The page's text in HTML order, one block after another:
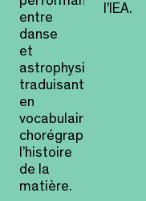
entre
danse
et
astrophysique,
traduisant
en
vocabulaire
chorégraphique
l’histoire
de la
matière.
l'IEA.